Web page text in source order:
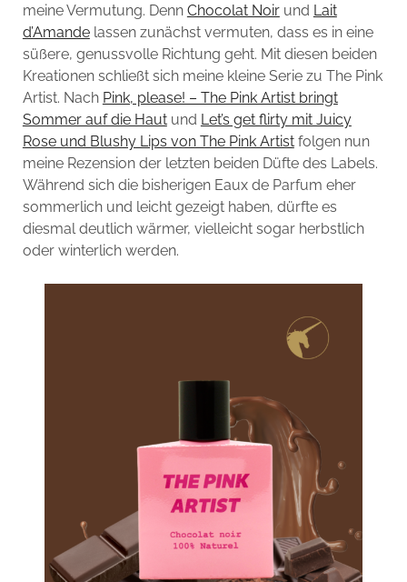
ONLINE-SHOP
DAS ALZD-TEAM
meine Vermutung. Denn Chocolat Noirund Lait
d’Amandelassen zunächst vermuten, dass es in eine
süßere, genussvolle Richtung geht. Mit diesen beiden
Kreationen schließt sich meine kleine Serie zu The Pink
Artist. Nach Pink, please! – The Pink Artist bringt
Sommer auf die Hautund Let’s get flirty mit Juicy
Rose und Blushy Lips von The Pink Artistfolgen nun
meine Rezension der letzten beiden Düfte des Labels.
Während sich die bisherigen Eaux de Parfum eher
sommerlich und leicht gezeigt haben, dürfte es
diesmal deutlich wärmer, vielleicht sogar herbstlich
oder winterlich werden.